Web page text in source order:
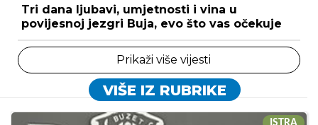
Tri dana ljubavi, umjetnosti i vina u
povijesnoj jezgri Buja, evo što vas očekuje
Prikaži više vijesti
VIŠE IZ RUBRIKE